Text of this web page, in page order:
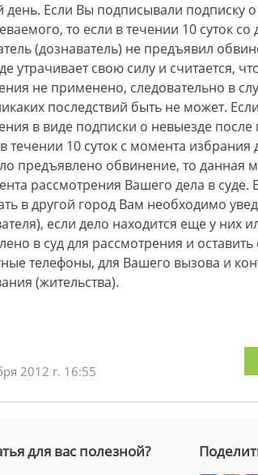
Если Вы подписывали подписку о
то если в течении 10 суток
(дознаватель) не предъявил
утрачивает свою силу и считается,
не применено, следовательно в
последствий быть не может.
в виде подписки о невыезде
течении 10 суток с момента
предъявлено обвинение, то данная
рассмотрения Вашего дела в суде.
в другой город Вам необходимо
если дело находится еще у них
в суд для рассмотрения и
телефоны, для Вашего вызова и
(жительства).
2012 г. 16:55
для вас полезной?